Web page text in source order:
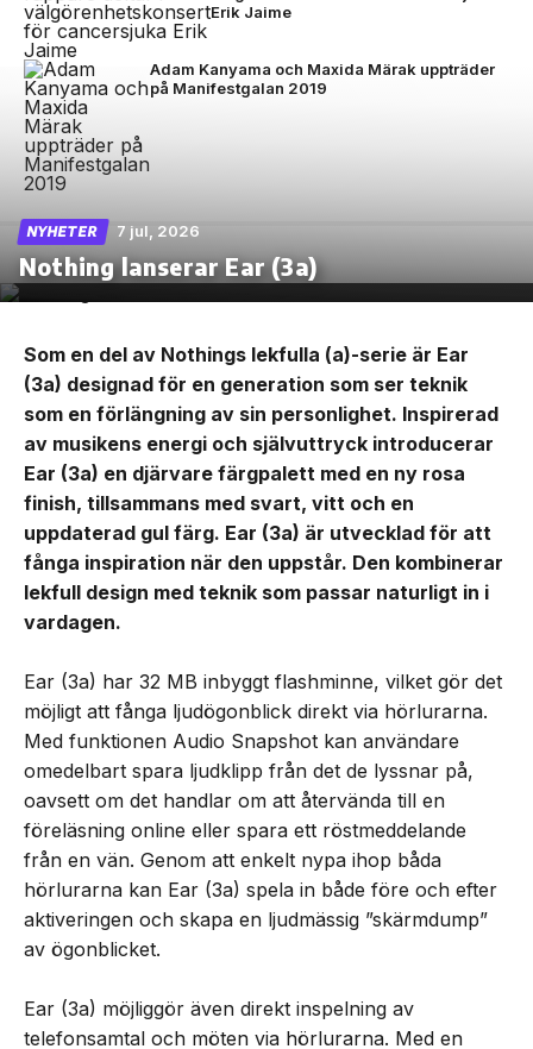
Erik Jaime
Adam Kanyama och Maxida Märak uppträder
på Manifestgalan 2019
NYHETER 7 jul, 2026
Nothing lanserar Ear (3a)
Som en del av Nothings lekfulla (a)-serie är Ear
(3a) designad för en generation som ser teknik
som en förlängning av sin personlighet. Inspirerad
av musikens energi och självuttryck introducerar
Ear (3a) en djärvare färgpalett med en ny rosa
finish, tillsammans med svart, vitt och en
uppdaterad gul färg. Ear (3a) är utvecklad för att
fånga inspiration när den uppstår. Den kombinerar
lekfull design med teknik som passar naturligt in i
vardagen.
Ear (3a) har 32 MB inbyggt flashminne, vilket gör det
möjligt att fånga ljudögonblick direkt via hörlurarna.
Med funktionen Audio Snapshot kan användare
omedelbart spara ljudklipp från det de lyssnar på,
oavsett om det handlar om att återvända till en
föreläsning online eller spara ett röstmeddelande
från en vän. Genom att enkelt nypa ihop båda
hörlurarna kan Ear (3a) spela in både före och efter
aktiveringen och skapa en ljudmässig ”skärmdump”
av ögonblicket.
Ear (3a) möjliggör även direkt inspelning av
telefonsamtal och möten via hörlurarna. Med en